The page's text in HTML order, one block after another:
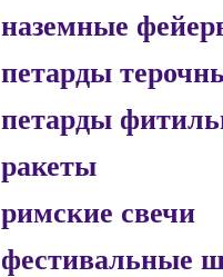
наземные
петарды
петарды
ракеты
римские свечи
фестивальные